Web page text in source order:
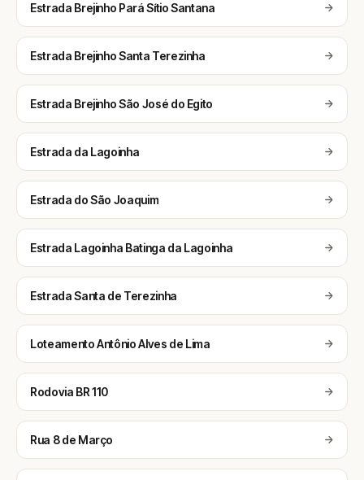
Estrada Brejinho Pará Sítio Santana
Estrada Brejinho Santa Terezinha
Estrada Brejinho São José do Egito
Estrada da Lagoinha
Estrada do São Joaquim
Estrada Lagoinha Batinga da Lagoinha
Estrada Santa de Terezinha
Loteamento Antônio Alves de Lima
Rodovia BR 110
Rua 8 de Março